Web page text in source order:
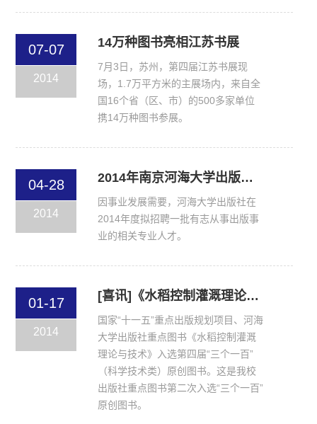
07-07
2014
14万种图书亮相江苏书展
7月3日，苏州，第四届江苏书展现
场，1.7万平方米的主展场内，来自全
国16个省（区、市）的500多家单位
携14万种图书参展。
04-28
2014
2014年南京河海大学出版社有限公司招聘公告
因事业发展需要，河海大学出版社在
2014年度拟招聘一批有志从事出版事
业的相关专业人才。
01-17
2014
[喜讯]《水稻控制灌溉理论与技术》入选国家新闻出版总署“三个一百”原创图书
国家“十一五”重点出版规划项目、河海
大学出版社重点图书《水稻控制灌溉
理论与技术》入选第四届“三个一百”
（科学技术类）原创图书。这是我校
出版社重点图书第二次入选“三个一百”
原创图书。